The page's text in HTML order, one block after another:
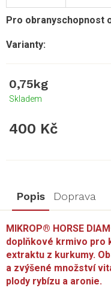
Pro obranyschopnost
0,75kg
Skladem
400 Kč
Popis Doprava
MIKROP® HORSE
doplňkové krmivo pro
extraktu z kurkumy.
a zvýšené množství
plody rybízu a aronie.